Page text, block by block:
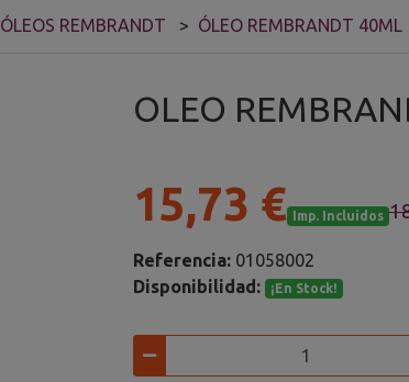
ÓLEOS REMBRANDT ÓLEO REMBRANDT 40ML
OLEO
15,73 € Imp. Incluidos
Referencia: 01058002
Disponibilidad:
¡En Stock!